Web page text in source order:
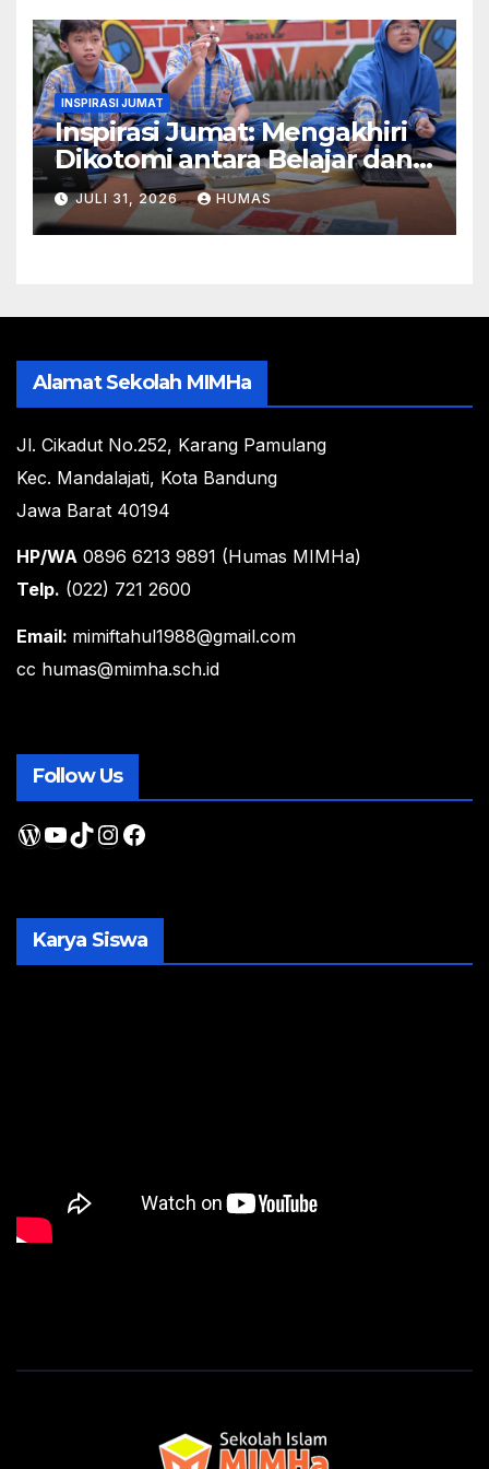
INSPIRASI JUMAT
Inspirasi Jumat: Mengakhiri
Dikotomi antara Belajar dan
Bermain
JULI 31, 2026 HUMAS
Alamat Sekolah MIMHa
Jl. Cikadut No.252, Karang Pamulang
Kec. Mandalajati, Kota Bandung
Jawa Barat 40194
HP/WA 0896 6213 9891 (Humas MIMHa)
Telp. (022) 721 2600
Email: mimiftahul1988@gmail.com
cc humas@mimha.sch.id
Follow Us
WordPress
YouTube
TikTok
Instagram
Facebook
Karya Siswa